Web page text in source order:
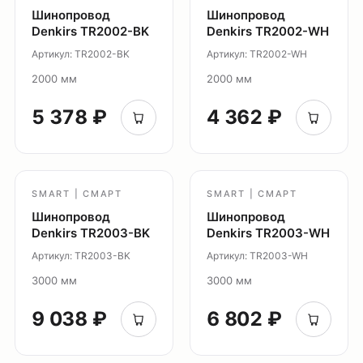
Шинопровод
Denkirs TR2002-BK
Артикул: TR2002-BK
2000 мм
5 378 ₽
Шинопровод
Denkirs TR2002-WH
Артикул: TR2002-WH
2000 мм
4 362 ₽
SMART | СМАРТ
Шинопровод
Denkirs TR2003-BK
Артикул: TR2003-BK
3000 мм
9 038 ₽
SMART | СМАРТ
Шинопровод
Denkirs TR2003-WH
Артикул: TR2003-WH
3000 мм
6 802 ₽
Каталог
Контакты
купить?
Главная
Сотрудничество
Проекты
Светильники Flex